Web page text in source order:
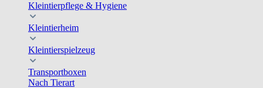
Kleintierpflege & Hygiene
Kleintierheim
Kleintierspielzeug
Transportboxen
Nach Tierart